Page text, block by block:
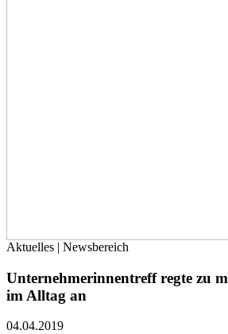
Aktuelles | Newsbereich
Unternehmerinnentreff regte zu
im Alltag an
04.04.2019